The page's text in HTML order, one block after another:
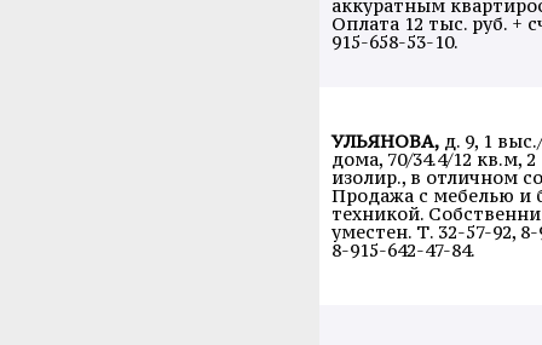
аккуратным
Оплата 12 тыс. руб. +
915-658-53-10.
УЛЬЯНОВА, д. 9, 1
дома, 70/34.4/12 кв.м,
изолир., в отличном
Продажа с мебелью и
техникой.
уместен. Т. 32-57-92, 8-
8-915-642-47-84.